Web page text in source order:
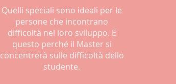
Quelli speciali sono ideali per le
persone che incontrano
difficoltà nel loro sviluppo. E
questo perché il Master si
concentrerà sulle difficoltà dello
studente.